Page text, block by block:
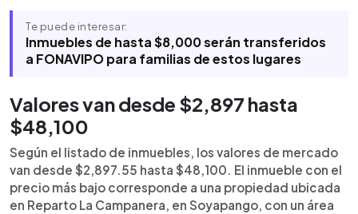
Te puede interesar:
Inmuebles de hasta $8,000 serán transferidos
a FONAVIPO para familias de estos lugares
Valores van desde $2,897 hasta
$48,100
Según el listado de inmuebles, los valores de mercado
van desde $2,897.55 hasta $48,100. El inmueble con el
precio más bajo corresponde a una propiedad ubicada
en Reparto La Campanera, en Soyapango, con un área